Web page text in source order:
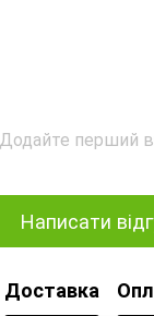
Додайте перший
Написати
Доставка